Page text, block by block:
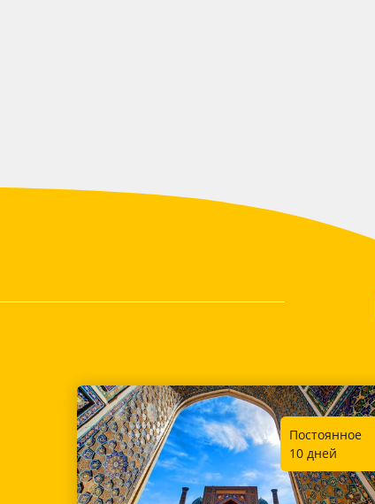
Постоянное
10 дней